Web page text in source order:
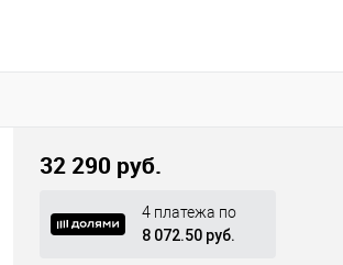
32 290 руб.
4 платежа по
8 072.50 руб.